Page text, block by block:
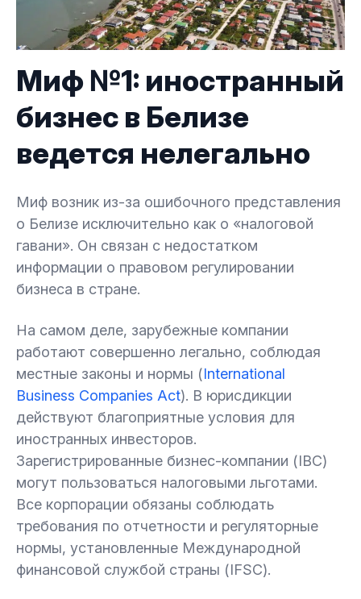
Миф №1: иностранный
бизнес в Белизе
ведется нелегально
Миф возник из-за ошибочного представления
о Белизе исключительно как о «налоговой
гавани». Он связан с недостатком
информации о правовом регулировании
бизнеса в стране.
На самом деле, зарубежные компании
работают совершенно легально, соблюдая
местные законы и нормы (International
Business Companies Act). В юрисдикции
действуют благоприятные условия для
иностранных инвесторов.
Зарегистрированные бизнес-компании (IBC)
могут пользоваться налоговыми льготами.
Все корпорации обязаны соблюдать
требования по отчетности и регуляторные
нормы, установленные Международной
финансовой службой страны (IFSC).